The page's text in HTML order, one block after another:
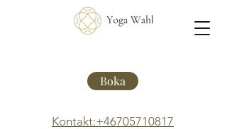
Boka
Kontakt:+46705710817